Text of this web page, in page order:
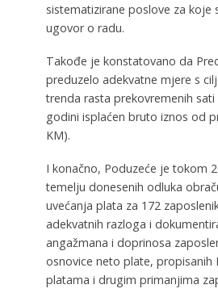
sistematizirane poslove za koje
ugovor o radu.
Takođe je konstatovano da
preduzelo adekvatne mjere s
trenda rasta prekovremenih sati
godini isplaćen bruto iznos od
KM).
I konačno, Poduzeće je tokom
temelju donesenih odluka
uvećanja plata za 172
adekvatnih razloga i
angažmana i doprinosa
osnovice neto plate, propisanih
platama i drugim primanjima